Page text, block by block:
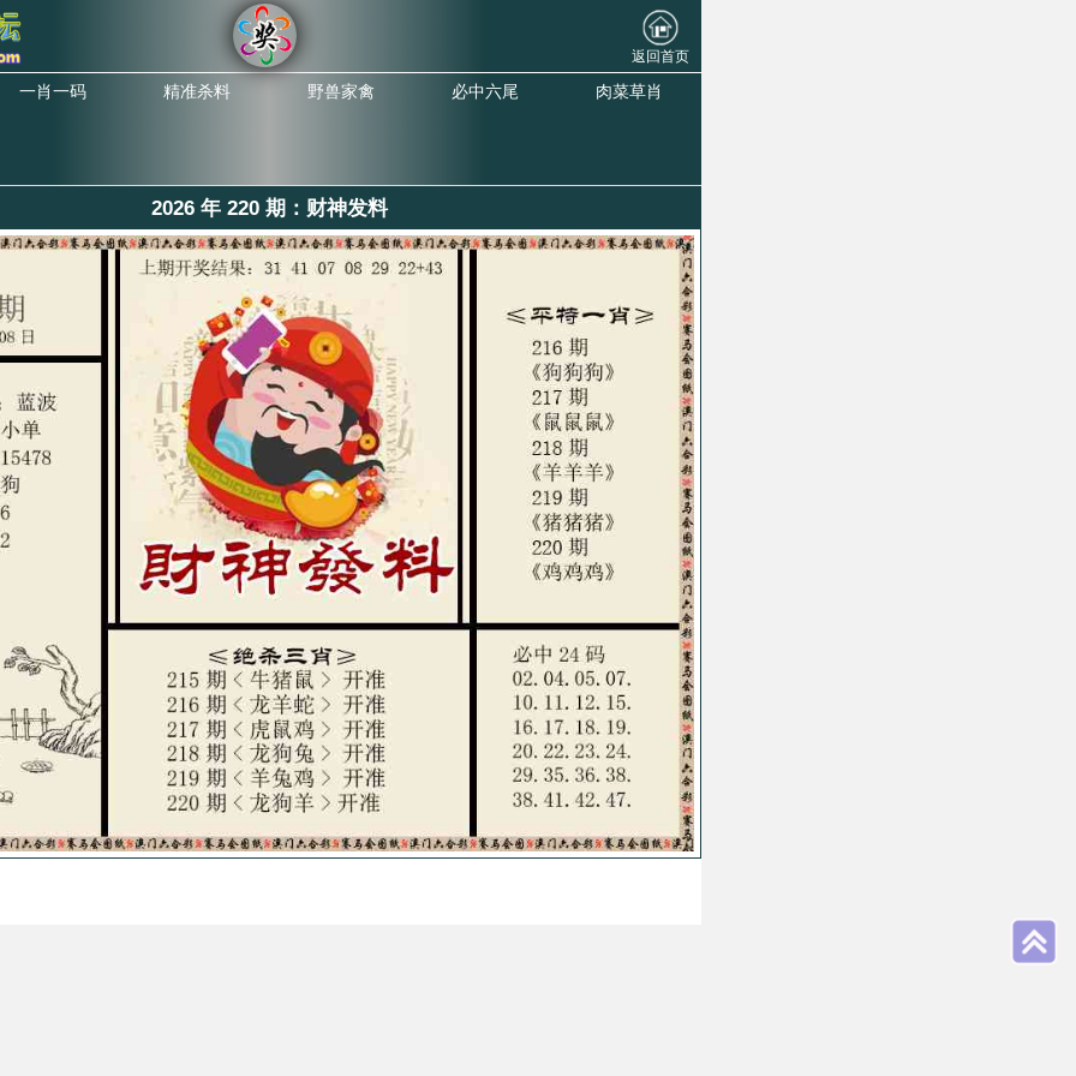
返回首页
一肖一码 精准杀料 野兽家禽 必中六尾 肉菜草肖
2026 年 220 期：财神发料